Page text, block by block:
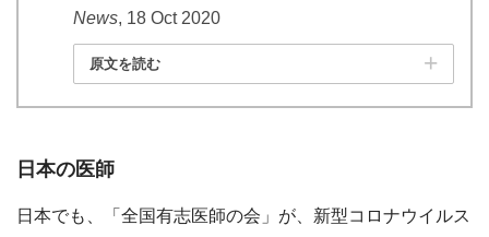
News, 18 Oct 2020
原文を読む
日本の医師
日本でも、「全国有志医師の会」が、新型コロナウイルス